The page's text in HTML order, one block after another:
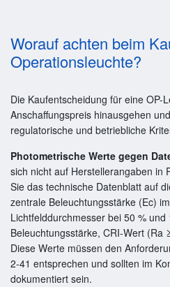
Worauf achten beim
Operationsleuchte?
Die Kaufentscheidung für eine OP-
Anschaffungspreis hinausgehen
regulatorische und betriebliche
Photometrische Werte gegen
sich nicht auf Herstellerangaben in
Sie das technische Datenblatt auf
zentrale Beleuchtungsstärke (Ec)
Lichtfelddurchmesser bei 50 %
Beleuchtungsstärke, CRI-Wert (Ra
Diese Werte müssen den
2-41 entsprechen und sollten im
dokumentiert sein.